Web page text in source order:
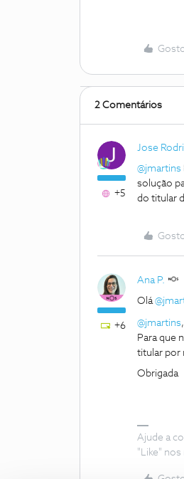
2 Comentários
+5
Jose
@jmartins
solução
do titular
+6
Ana P.
Olá
@jmartins
Para que
titular por
Obrigada
Ajude a
"Like"